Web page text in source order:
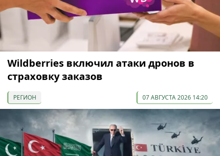
Wildberries включил атаки дронов в
страховку заказов
РЕГИОН 07 АВГУСТА 2026 14:20